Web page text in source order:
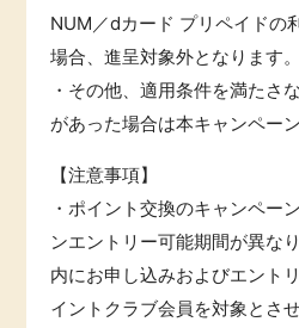
NUM／dカード プリペイドの
場合、進呈対象外となります。
・その他、適用条件を満たさ
があった場合は本キャンペー
【注意事項】
・ポイント交換のキャンペー
ンエントリー可能期間が異な
内にお申し込みおよびエント
イントクラブ会員を対象とさ